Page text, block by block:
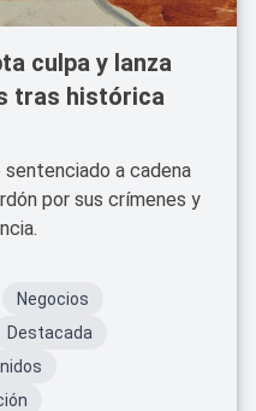
culpa y lanza
tras histórica
a cadena
por sus crímenes y
Negocios
Destacada